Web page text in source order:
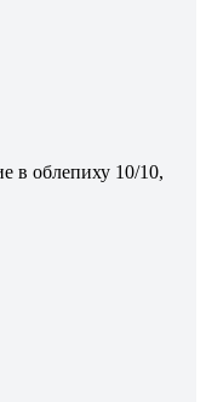
в облепиху 10/10,